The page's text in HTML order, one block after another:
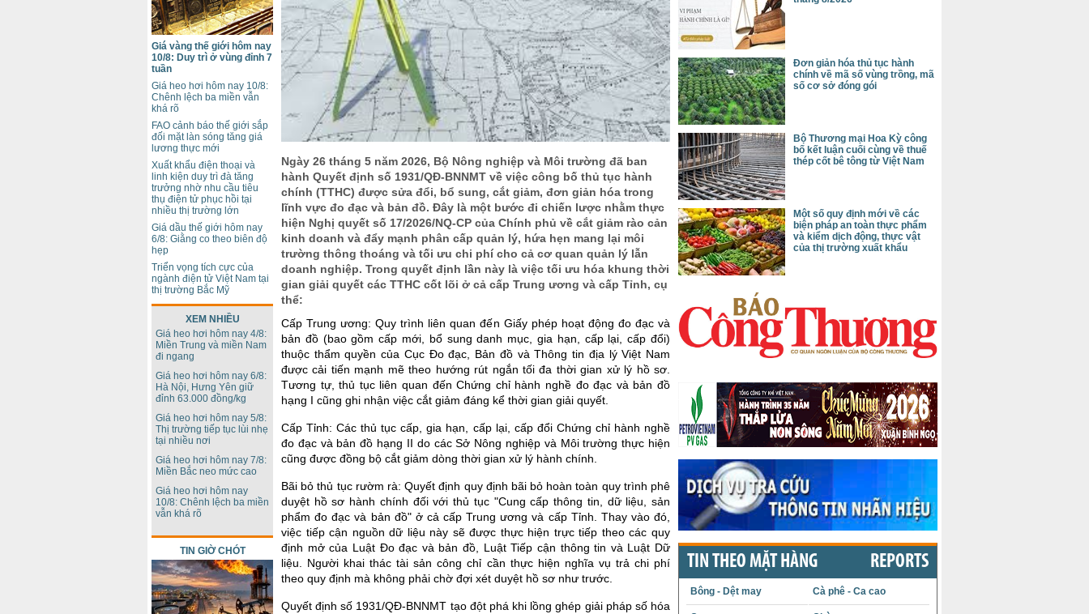
Ngày 26 tháng 5 năm 2026, Bộ Nông nghiệp và Môi trường đã ban
hành Quyết định số 1931/QĐ-BNNMT về việc công bố thủ tục hành
chính (TTHC) được sửa đổi, bổ sung, cắt giảm, đơn giản hóa trong
lĩnh vực đo đạc và bản đồ. Đây là một bước đi chiến lược nhằm thực
hiện Nghị quyết số 17/2026/NQ-CP của Chính phủ về cắt giảm rào cản
kinh doanh và đẩy mạnh phân cấp quản lý, hứa hẹn mang lại môi
trường thông thoáng và tối ưu chi phí cho cả cơ quan quản lý lẫn
doanh nghiệp. Trong quyết định lần này là việc tối ưu hóa khung thời
gian giải quyết các TTHC cốt lõi ở cả cấp Trung ương và cấp Tỉnh, cụ
thể:
Cấp Trung ương: Quy trình liên quan đến Giấy phép hoạt động đo đạc và
bản đồ (bao gồm cấp mới, bổ sung danh mục, gia hạn, cấp lại, cấp đổi)
thuộc thẩm quyền của Cục Đo đạc, Bản đồ và Thông tin địa lý Việt Nam
được cải tiến mạnh mẽ theo hướng rút ngắn tối đa thời gian xử lý hồ sơ.
Tương tự, thủ tục liên quan đến Chứng chỉ hành nghề đo đạc và bản đồ
hạng I cũng ghi nhận việc cắt giảm đáng kể thời gian giải quyết.
Cấp Tỉnh: Các thủ tục cấp, gia hạn, cấp lại, cấp đổi Chứng chỉ hành nghề
đo đạc và bản đồ hạng II do các Sở Nông nghiệp và Môi trường thực hiện
cũng được đồng bộ cắt giảm dòng thời gian xử lý hành chính.
Bãi bỏ thủ tục rườm rà: Quyết định quy định bãi bỏ hoàn toàn quy trình phê
duyệt hồ sơ hành chính đối với thủ tục "Cung cấp thông tin, dữ liệu, sản
phẩm đo đạc và bản đồ" ở cả cấp Trung ương và cấp Tỉnh. Thay vào đó,
việc tiếp cận nguồn dữ liệu này sẽ được thực hiện trực tiếp theo các quy
định mở của Luật Đo đạc và bản đồ, Luật Tiếp cận thông tin và Luật Dữ
liệu. Người khai thác tài sản công chỉ cần thực hiện nghĩa vụ trả chi phí
theo quy định mà không phải chờ đợi xét duyệt hồ sơ như trước.
Quyết định số 1931/QĐ-BNNMT tạo đột phá khi lồng ghép giải pháp số hóa
Giá vàng thế giới hôm nay
10/8: Duy trì ở vùng đỉnh 7
tuần
Giá heo hơi hôm nay 10/8:
Chênh lệch ba miền vẫn
khá rõ
FAO cảnh báo thế giới sắp
đối mặt làn sóng tăng giá
lương thực mới
Xuất khẩu điện thoại và
linh kiện duy trì đà tăng
trưởng nhờ nhu cầu tiêu
thụ điện tử phục hồi tại
nhiều thị trường lớn
Giá dầu thế giới hôm nay
6/8: Giằng co theo biên độ
hẹp
Triển vọng tích cực của
ngành điện tử Việt Nam tại
thị trường Bắc Mỹ
XEM NHIỀU
Giá heo hơi hôm nay 4/8:
Miền Trung và miền Nam
đi ngang
Giá heo hơi hôm nay 6/8:
Hà Nội, Hưng Yên giữ
đỉnh 63.000 đồng/kg
Giá heo hơi hôm nay 5/8:
Thị trường tiếp tục lùi nhẹ
tại nhiều nơi
Giá heo hơi hôm nay 7/8:
Miền Bắc neo mức cao
Giá heo hơi hôm nay
10/8: Chênh lệch ba miền
vẫn khá rõ
TIN GIỜ CHÓT
Đơn giản hóa thủ tục hành
chính về mã số vùng trồng, mã
số cơ sở đóng gói
Bộ Thương mại Hoa Kỳ công
bố kết luận cuối cùng về thuế
thép cốt bê tông từ Việt Nam
Một số quy định mới về các
biện pháp an toàn thực phẩm
và kiểm dịch động, thực vật
của thị trường xuất khẩu
TIN THEO MẶT HÀNG REPORTS
Bông - Dệt may Cà phê - Ca cao